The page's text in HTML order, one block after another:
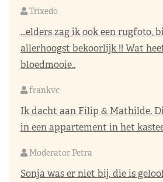
Trixedo
...elders zag ik ook een rugfoto,
allerhoogst bekoorlijk !! Wat
bloedmooie..
frankvc
Ik dacht aan Filip & Mathilde.
in een appartement in het
Moderator Petra
Sonja was er niet bij, die is